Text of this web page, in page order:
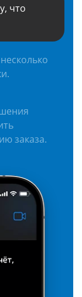
что
заказа.